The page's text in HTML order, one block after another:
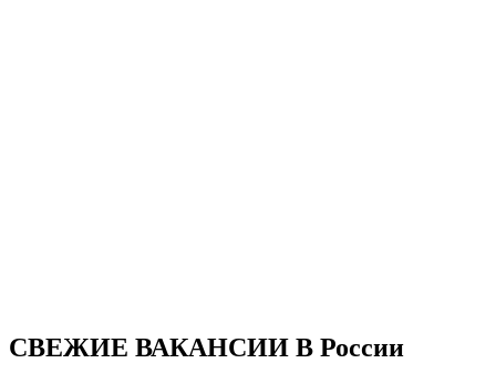
СВЕЖИЕ ВАКАНСИИ В России